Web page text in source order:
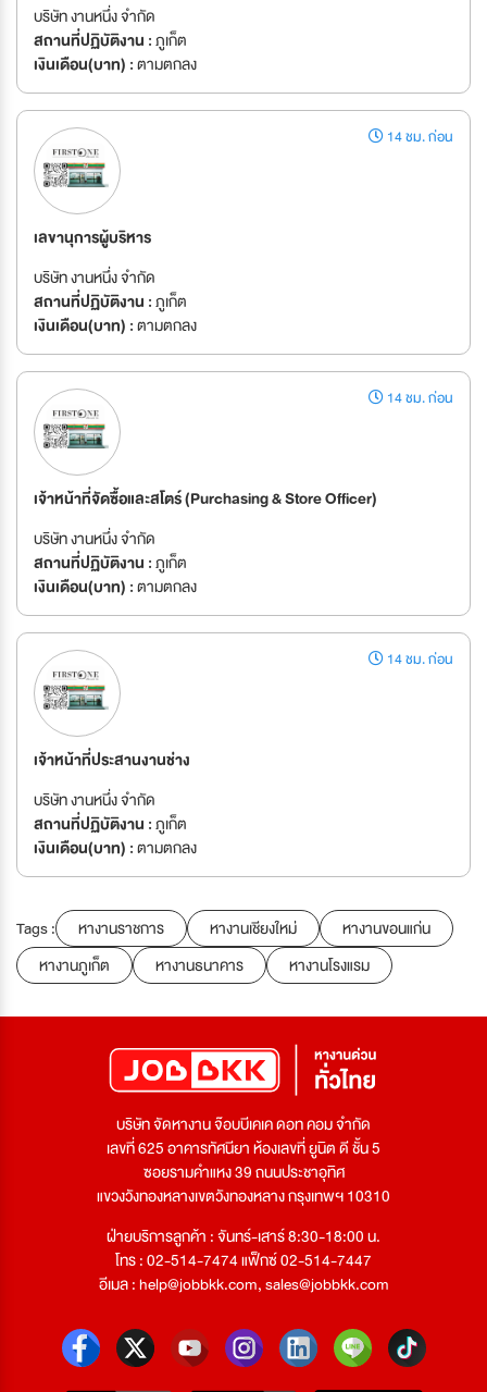
บริษัท งานหนึ่ง จำกัด
สถานที่ปฏิบัติงาน :ภูเก็ต
เงินเดือน(บาท) :ตามตกลง
14 ชม. ก่อน
เลขานุการผู้บริหาร
บริษัท งานหนึ่ง จำกัด
สถานที่ปฏิบัติงาน :ภูเก็ต
เงินเดือน(บาท) :ตามตกลง
14 ชม. ก่อน
เจ้าหน้าที่จัดซื้อและสโตร์ (Purchasing & Store Officer)
บริษัท งานหนึ่ง จำกัด
สถานที่ปฏิบัติงาน :ภูเก็ต
เงินเดือน(บาท) :ตามตกลง
14 ชม. ก่อน
เจ้าหน้าที่ประสานงานช่าง
บริษัท งานหนึ่ง จำกัด
สถานที่ปฏิบัติงาน :ภูเก็ต
เงินเดือน(บาท) :ตามตกลง
Tags : หางานราชการ หางานเชียงใหม่
หางานขอนแก่น
หางานภูเก็ต
หางานธนาคาร หางานโรงแรม
บริษัท จัดหางาน จ๊อบบีเคเค ดอท คอม จำกัด
เลขที่ 625 อาคารทัศนียา ห้องเลขที่ ยูนิต ดี ชั้น 5
ซอยรามคำแหง 39 ถนนประชาอุทิศ
แขวงวังทองหลางเขตวังทองหลาง กรุงเทพฯ 10310
ฝ่ายบริการลูกค้า : จันทร์-เสาร์ 8:30-18:00 น.
โทร : 02-514-7474 แฟ็กซ์ 02-514-7447
อีเมล :help@jobbkk.com,sales@jobbkk.com